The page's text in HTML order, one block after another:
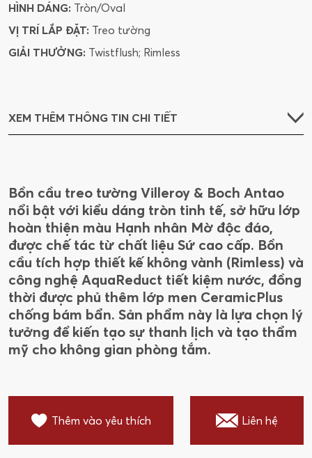
HÌNH DÁNG: Tròn/Oval
VỊ TRÍ LẮP ĐẶT: Treo tường
GIẢI THƯỞNG: Twistflush; Rimless
XEM THÊM THÔNG TIN CHI TIẾT
Bồn cầu treo tường Villeroy & Boch Antao
nổi bật với kiểu dáng tròn tinh tế, sở hữu lớp
hoàn thiện màu Hạnh nhân Mờ độc đáo,
được chế tác từ chất liệu Sứ cao cấp. Bồn
cầu tích hợp thiết kế không vành (Rimless) và
công nghệ AquaReduct tiết kiệm nước, đồng
thời được phủ thêm lớp men CeramicPlus
chống bám bẩn. Sản phẩm này là lựa chọn lý
tưởng để kiến tạo sự thanh lịch và tạo thẩm
mỹ cho không gian phòng tắm.
Thêm vào yêu thích Liên hệ